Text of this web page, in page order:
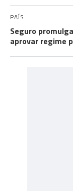
PAÍS
Seguro
aprovar regime